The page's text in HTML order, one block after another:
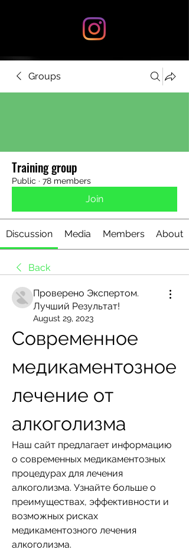
Groups
Training group
Public · 78 members
Join
Discussion Media Members About
Back
Проверено Экспертом.
Лучший Результат!
August 29, 2023
Современное
медикаментозное
лечение от
алкоголизма
Наш сайт предлагает информацию
о современных медикаментозных
процедурах для лечения
алкоголизма. Узнайте больше о
преимуществах, эффективности и
возможных рисках
медикаментозного лечения
алкоголизма.